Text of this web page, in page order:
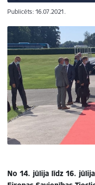
Publicēts: 16.07.2021.
No 14. jūlija līdz 16.